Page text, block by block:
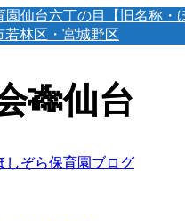
🎋仙台
しぞら保育園ブログ